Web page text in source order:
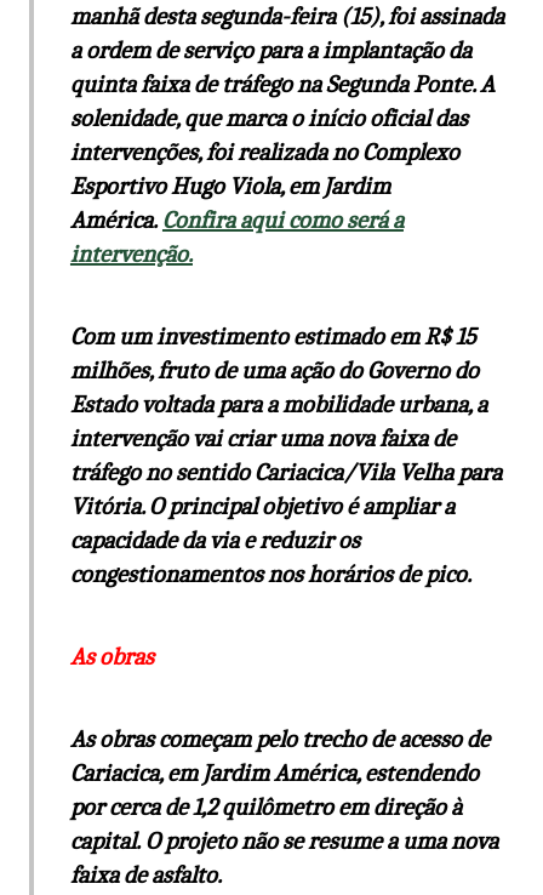
manhã desta segunda-feira (15), foi assinada
a ordem de serviço para a implantação da
quinta faixa de tráfego na Segunda Ponte. A
solenidade, que marca o início oficial das
intervenções, foi realizada no Complexo
Esportivo Hugo Viola, em Jardim
América.Confira aqui como será a
intervenção.
Com um investimento estimado em R$ 15
milhões, fruto de uma ação do Governo do
Estado voltada para a mobilidade urbana, a
intervenção vai criar uma nova faixa de
tráfego no sentido Cariacica/Vila Velha para
Vitória. O principal objetivo é ampliar a
capacidade da via e reduzir os
congestionamentos nos horários de pico.
As obras
As obras começam pelo trecho de acesso de
Cariacica, em Jardim América, estendendo
por cerca de 1,2 quilômetro em direção à
capital. O projeto não se resume a uma nova
faixa de asfalto.